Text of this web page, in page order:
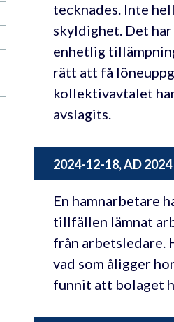
tecknades. Inte
skyldighet. Det
enhetlig
rätt att få
kollektivavtalet
avslagits.
2024-12-18, AD
En hamnarbetare
tillfällen lämnat
från arbetsledare.
vad som åligger
funnit att bolaget